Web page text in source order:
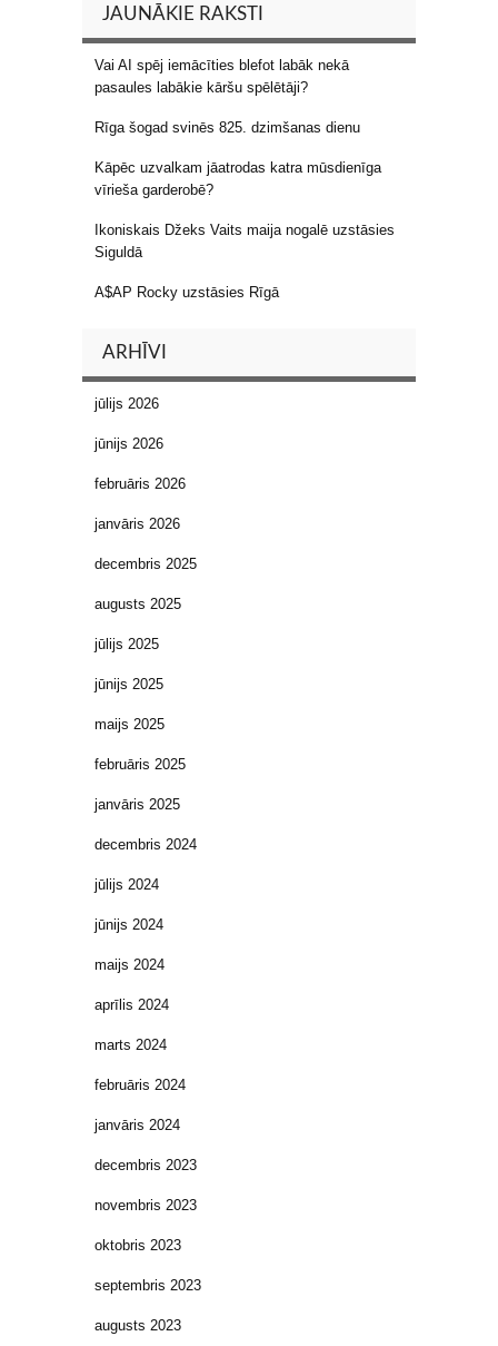
JAUNĀKIE RAKSTI
Vai AI spēj iemācīties blefot labāk nekā
pasaules labākie kāršu spēlētāji?
Rīga šogad svinēs 825. dzimšanas dienu
Kāpēc uzvalkam jāatrodas katra mūsdienīga
vīrieša garderobē?
Ikoniskais Džeks Vaits maija nogalē uzstāsies
Siguldā
A$AP Rocky uzstāsies Rīgā
ARHĪVI
jūlijs 2026
jūnijs 2026
februāris 2026
janvāris 2026
decembris 2025
augusts 2025
jūlijs 2025
jūnijs 2025
maijs 2025
februāris 2025
janvāris 2025
decembris 2024
jūlijs 2024
jūnijs 2024
maijs 2024
aprīlis 2024
marts 2024
februāris 2024
janvāris 2024
decembris 2023
novembris 2023
oktobris 2023
septembris 2023
augusts 2023